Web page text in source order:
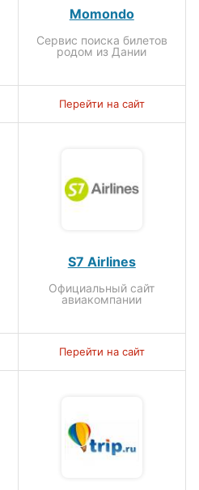
Momondo
Сервис поиска билетов
родом из Дании
Перейти на сайт
S7 Airlines
Официальный сайт
авиакомпании
Перейти на сайт